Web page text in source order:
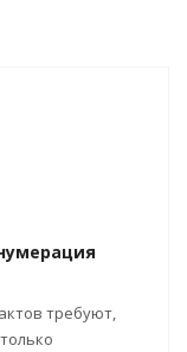
требуют,